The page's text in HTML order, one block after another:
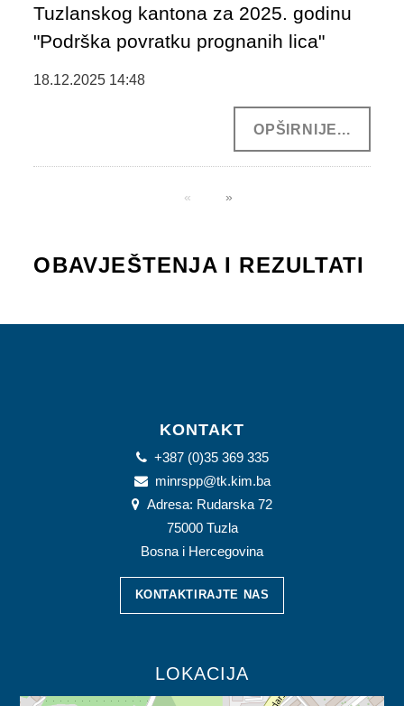
Tuzlanskog kantona za 2025. godinu
"Podrška povratku prognanih lica"
18.12.2025 14:48
OPŠIRNIJE...
OBAVJEŠTENJA I REZULTATI
KONTAKT
+387 (0)35 369 335
minrspp@tk.kim.ba
Adresa: Rudarska 72
75000 Tuzla
Bosna i Hercegovina
KONTAKTIRAJTE NAS
LOKACIJA